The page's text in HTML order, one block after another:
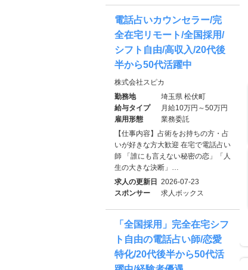
電話占いカウンセラー/完
全在宅リモート/全国採用/
シフト自由/高収入/20代後
半から50代活躍中
株式会社スピカ
勤務地
埼玉県 松伏町
給与タイプ
月給10万円～50万円
雇用形態
業務委託
【仕事内容】占術をお持ちの方・占
いが好きな方大歓迎 在宅で電話占い
師 「誰にも言えない秘密の恋」「人
生の大きな決断」…
求人の更新日
2026-07-23
スポンサー
求人ボックス
「全国採用」完全在宅シフ
ト自由の電話占い師/恋愛
特化/20代後半から50代活